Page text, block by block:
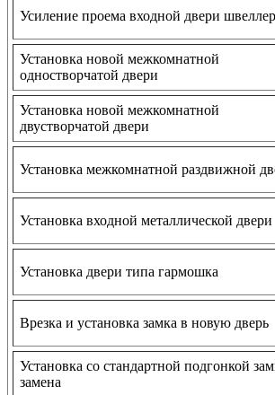
Усиление проема входной двери
Установка новой межкомнатной
одностворчатой двери
Установка новой межкомнатной
двустворчатой двери
Установка межкомнатной раздвижной
Установка входной металлической двери
Установка двери типа гармошка
Врезка и установка замка в новую дверь
Установка со стандартной подгонкой
замена